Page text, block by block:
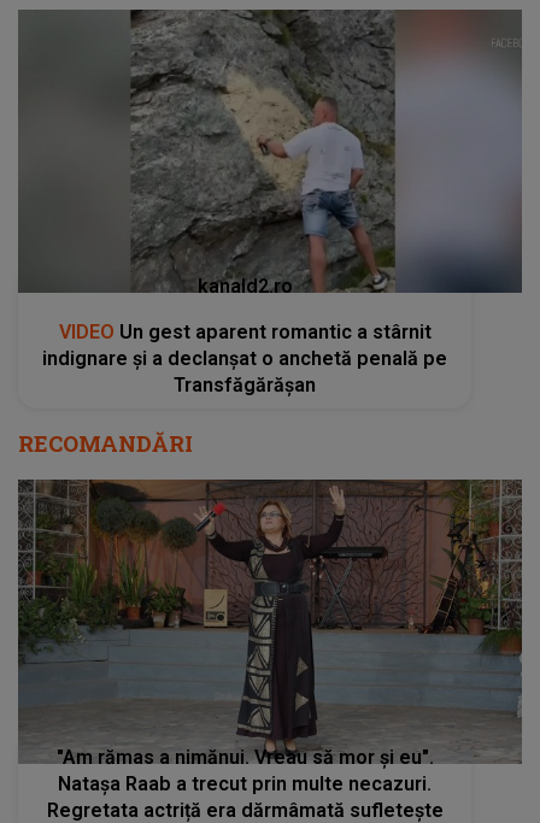
kanald2.ro
VIDEO Un gest aparent romantic a stârnit
indignare și a declanșat o anchetă penală pe
Transfăgărășan
RECOMANDĂRI
"Am rămas a nimănui. Vreau să mor și eu".
Natașa Raab a trecut prin multe necazuri.
Regretata actriță era dărmâmată sufletește